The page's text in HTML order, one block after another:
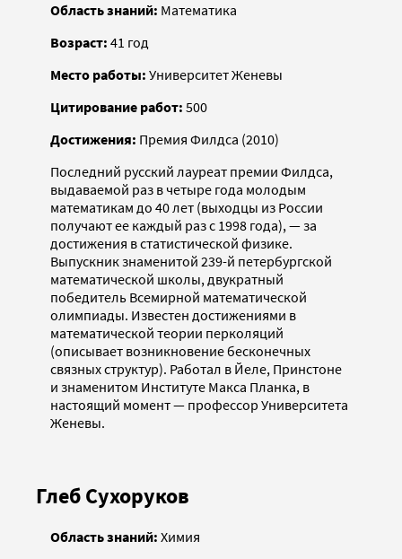
Область знаний: Математика
Возраст: 41 год
Место работы: Университет Женевы
Цитирование работ: 500
Достижения: Премия Филдса (2010)
Последний русский лауреат премии Филдса,
выдаваемой раз в четыре года молодым
математикам до 40 лет (выходцы из России
получают ее каждый раз с 1998 года), — за
достижения в статистической физике.
Выпускник знаменитой 239-й петербургской
математической школы, двукратный
победитель Всемирной математической
олимпиады. Известен достижениями в
математической теории перколяций
(описывает возникновение бесконечных
связных структур). Работал в Йеле, Принстоне
и знаменитом Институте Макса Планка, в
настоящий момент — профессор Университета
Женевы.
Глеб Сухоруков
Область знаний: Химия